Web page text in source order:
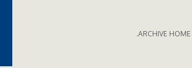
.ARCHIVE HOME